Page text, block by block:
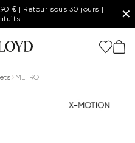
€ | Retour sous 30 jours |
✕
METRO